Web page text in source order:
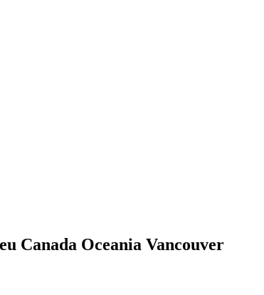
Canada Oceania Vancouver